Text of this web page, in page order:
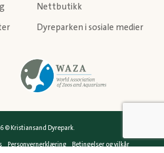
Nettbutikk
Dyreparken i sosiale medier
© Kristiansand Dyrepark.
Personvernerklæring Betingelser og vilkår